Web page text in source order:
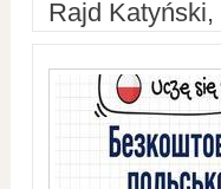
Rajd Katyński,